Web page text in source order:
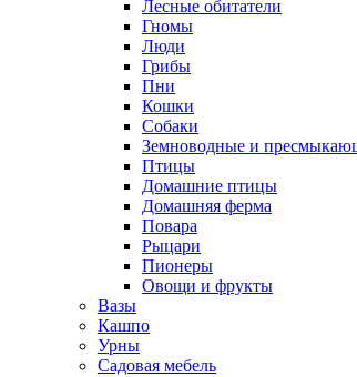
Лесные обитатели
Гномы
Люди
Грибы
Пни
Кошки
Собаки
Земноводные и
Птицы
Домашние птицы
Домашняя ферма
Повара
Рыцари
Пионеры
Овощи и фрукты
Вазы
Кашпо
Урны
Садовая мебель